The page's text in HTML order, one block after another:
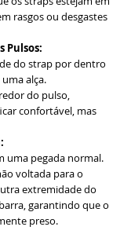
rasgos ou desgastes
Pulsos:
do strap por dentro
alça.
do pulso,
confortável, mas
uma pegada normal.
voltada para o
extremidade do
garantindo que o
preso.